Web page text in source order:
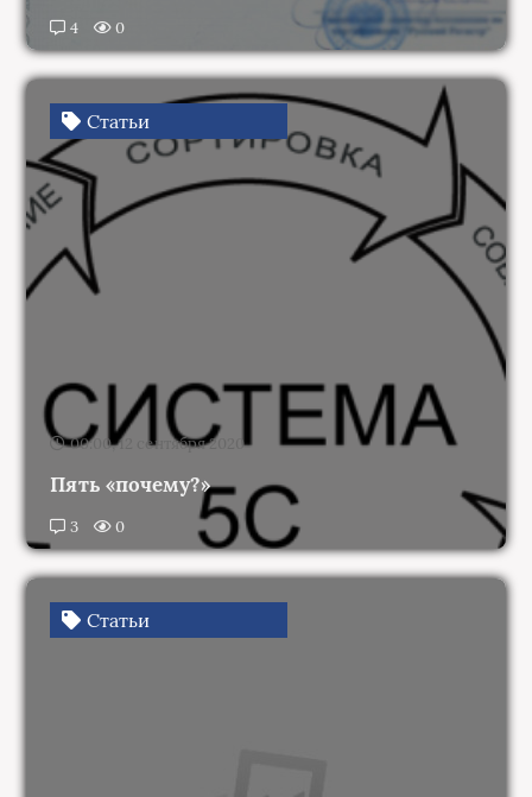
4 0
Статьи
00:00, 12 сентября 2020
Пять «почему?»
3 0
Статьи